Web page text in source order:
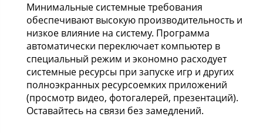
Минимальные системные требования
обеспечивают высокую производительность и
низкое влияние на систему. Программа
автоматически переключает компьютер в
специальный режим и экономно расходует
системные ресурсы при запуске игр и других
полноэкранных ресурсоемких приложений
(просмотр видео, фотогалерей, презентаций).
Оставайтесь на связи без замедлений.